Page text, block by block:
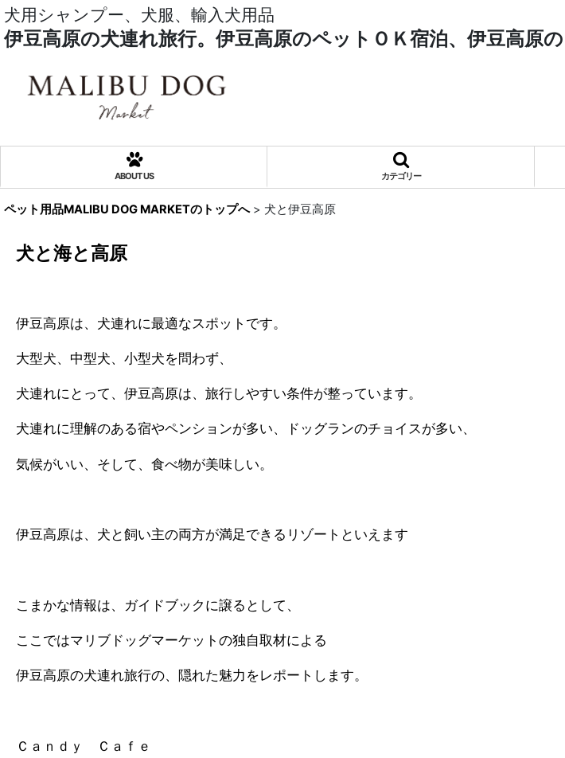
犬用シャンプー、犬服、輸入犬用品
伊豆高原の犬連れ旅行。伊豆高原のペットＯＫ宿泊、伊豆高原
ABOUT US カテゴリー
ペット用品MALIBU DOG MARKETのトップへ > 犬と伊豆高原
犬と海と高原
伊豆高原は、犬連れに最適なスポットです。
大型犬、中型犬、小型犬を問わず、
犬連れにとって、伊豆高原は、旅行しやすい条件が整っています。
犬連れに理解のある宿やペンションが多い、ドッグランのチョイスが多い、
気候がいい、そして、食べ物が美味しい。
伊豆高原は、犬と飼い主の両方が満足できるリゾートといえます
こまかな情報は、ガイドブックに譲るとして、
ここではマリブドッグマーケットの独自取材による
伊豆高原の犬連れ旅行の、隠れた魅力をレポートします。
Ｃａｎｄｙ Ｃａｆｅ